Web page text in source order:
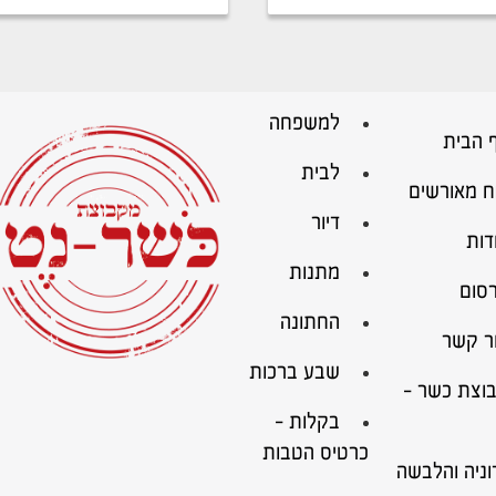
הבית
מאורשים
קשר
כשר –
והלבשה
למשפחה
לבית
דיור
מתנות
החתונה
שבע ברכות
בקלות –
כרטיס הטבות